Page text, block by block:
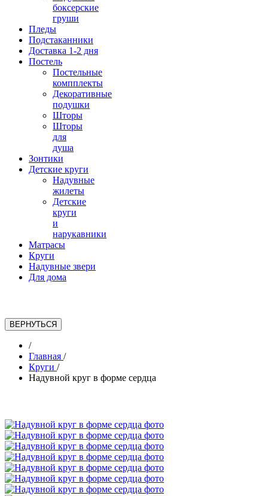
боксерские
груши
Пледы
Подстаканники
Доставка 1-2 дня
Постель
Постельные
компплекты
Декоративные
подушки
Шторы
Шторы
для
душа
Зонтики
Детские круги
Надувные
жилеты
Детские
круги
и
нарукавники
Матрасы
Круги
Надувные звери
Для дома
/
Главная /
Круги /
Надувной круг в форме сердца